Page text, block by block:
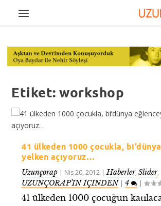
Etiket:workshop
41 ülkeden 1000 çocukla,
yelken açıyoruz…
Uzunçorap | Nis 20, 2012 |Haberler,Slider,
UZUNÇORAP’IN İÇİNDEN|4 |
41 ülkeden 1000 çocuğun